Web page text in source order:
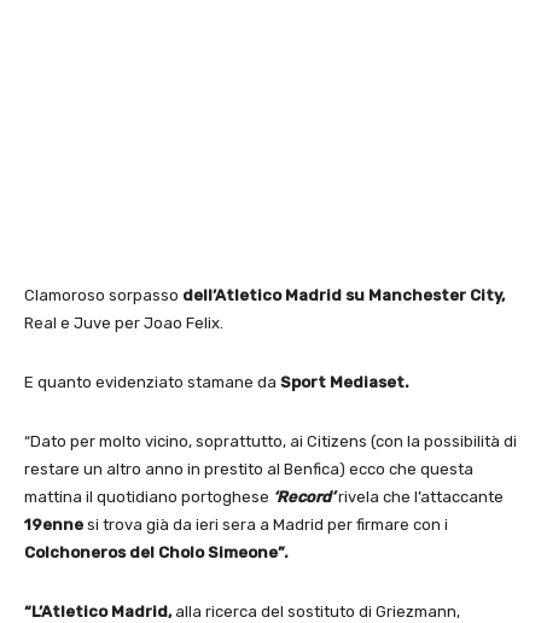
Clamoroso sorpasso dell’Atletico Madrid su Manchester City,
Real e Juve per Joao Felix.
E quanto evidenziato stamane da Sport Mediaset.
“Dato per molto vicino, soprattutto, ai Citizens (con la possibilità di
restare un altro anno in prestito al Benfica) ecco che questa
mattina il quotidiano portoghese ‘Record’rivela che l’attaccante
19enne si trova già da ieri sera a Madrid per firmare con i
Colchoneros del Cholo Simeone”.
“L’Atletico Madrid,alla ricerca del sostituto di Griezmann,